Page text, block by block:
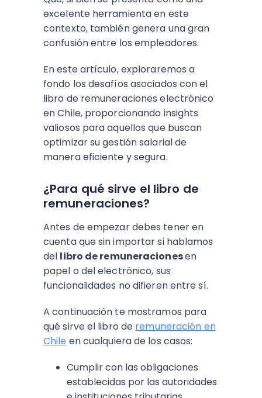
excelente herramienta en este
contexto, también genera una gran
confusión entre los empleadores.
En este artículo, exploraremos a
fondo los desafíos asociados con el
libro de remuneraciones electrónico
en Chile, proporcionando insights
valiosos para aquellos que buscan
optimizar su gestión salarial de
manera eficiente y segura.
¿Para qué sirve el libro de
remuneraciones?
Antes de empezar debes tener en
cuenta que sin importar si hablamos
del libro de remuneracionesen
papel o del electrónico, sus
funcionalidades no difieren entre sí.
A continuación te mostramos para
qué sirve el libro de remuneración en
Chile en cualquiera de los casos:
Cumplir con las obligaciones
establecidas por las autoridades